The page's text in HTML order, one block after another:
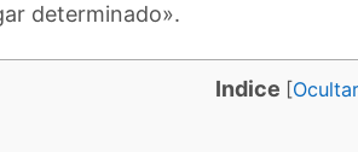
determinado».
Indice [Ocultar